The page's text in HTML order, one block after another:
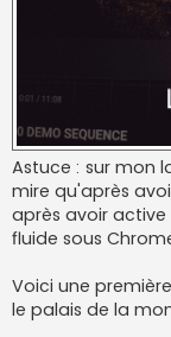
Astuce : sur mon
mire qu'après
après avoir active
fluide sous
Voici une
le palais de la